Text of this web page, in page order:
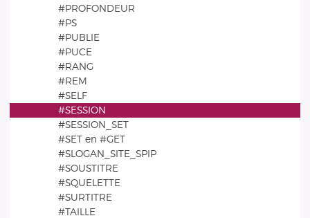
#PROFONDEUR
#PS
#PUBLIE
#PUCE
#RANG
#REM
#SELF
#SESSION
#SESSION_SET
#SET en #GET
#SLOGAN_SITE_SPIP
#SOUSTITRE
#SQUELETTE
#SURTITRE
#TAILLE